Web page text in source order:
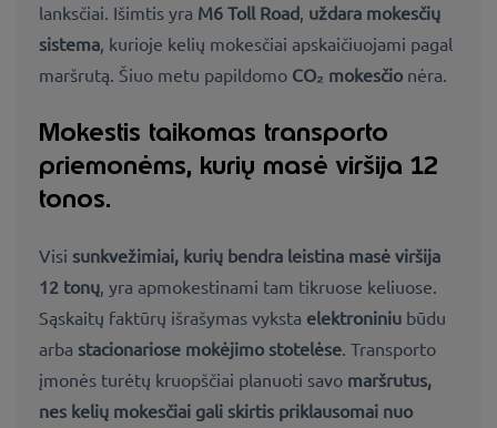
lanksčiai. Išimtis yra M6 Toll Road, uždara mokesčių
sistema, kurioje kelių mokesčiai apskaičiuojami pagal
maršrutą. Šiuo metu papildomo CO₂ mokesčio nėra.
Mokestis taikomas transporto
priemonėms, kurių masė viršija 12
tonos.
Visi sunkvežimiai, kurių bendra leistina masė viršija
12 tonų , yra apmokestinami tam tikruose keliuose.
Sąskaitų faktūrų išrašymas vyksta elektroniniu būdu
arba stacionariose mokėjimo stotelėse . Transporto
įmonės turėtų kruopščiai planuoti savo maršrutus,
nes kelių mokesčiai gali skirtis priklausomai nuo